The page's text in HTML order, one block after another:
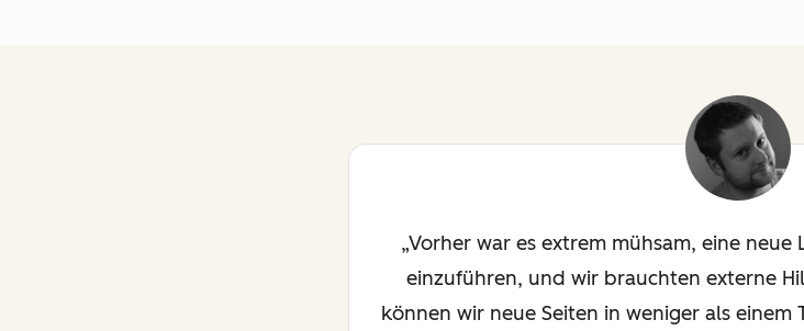
Vorher war es extrem mühsam, eine
einzuführen, und wir brauchten externe
können wir neue Seiten in weniger als